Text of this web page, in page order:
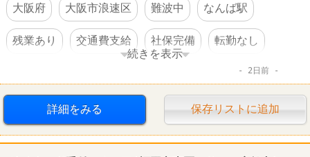
大阪府
大阪市浪速区 難波中 なんば駅
残業あり 交通費支給 社保完備 転勤なし
続きを表示
2日前
詳細をみる 保存リストに追加